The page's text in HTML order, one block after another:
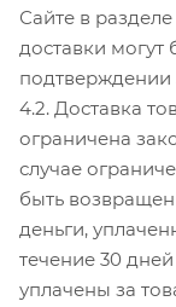
Сайте в разделе
доставки могут
подтверждении
4.2. Доставка
ограничена
случае
быть
деньги,
течение 30
уплачены за